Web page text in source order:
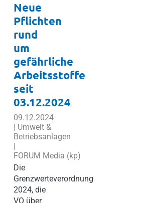
Neue
Pflichten
rund
um
gefährliche
Arbeitsstoffe
seit
03.12.2024
09.12.2024
| Umwelt &
Betriebsanlagen
FORUM Media (kp)
Die
Grenzwerteverordnung
2024, die
VO über